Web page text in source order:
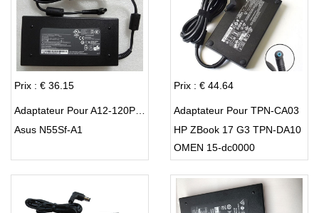
Prix : € 36.15
Asus N55Sf-A1
Prix : € 44.64
Adaptateur Pour TPN-CA03
HP ZBook 17 G3 TPN-DA10
OMEN 15-dc0000